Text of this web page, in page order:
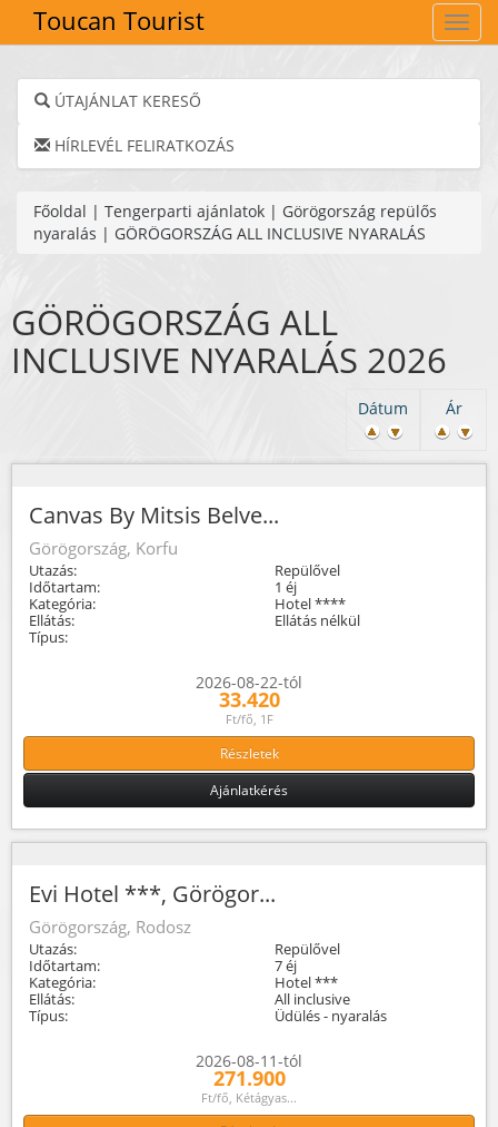
Toucan Tourist
ÚTAJÁNLAT KERESŐ
HÍRLEVÉL FELIRATKOZÁS
Főoldal | Tengerparti ajánlatok | Görögország repülős
nyaralás | GÖRÖGORSZÁG ALL INCLUSIVE NYARALÁS
GÖRÖGORSZÁG ALL
INCLUSIVE NYARALÁS 2026
Ár
Dátum
Canvas By Mitsis Belve...
Görögország, Korfu
Utazás:
Repülővel
Időtartam:
1 éj
Kategória:
Hotel ****
Ellátás:
Ellátás nélkül
Típus:
2026-08-22-tól
33.420
Ft/fő, 1F
Részletek
Ajánlatkérés
Evi Hotel ***, Görögor...
Görögország, Rodosz
Utazás:
Repülővel
Időtartam:
7 éj
Kategória:
Hotel ***
Ellátás:
All inclusive
Típus:
Üdülés - nyaralás
2026-08-11-tól
271.900
Ft/fő, Kétágyas...